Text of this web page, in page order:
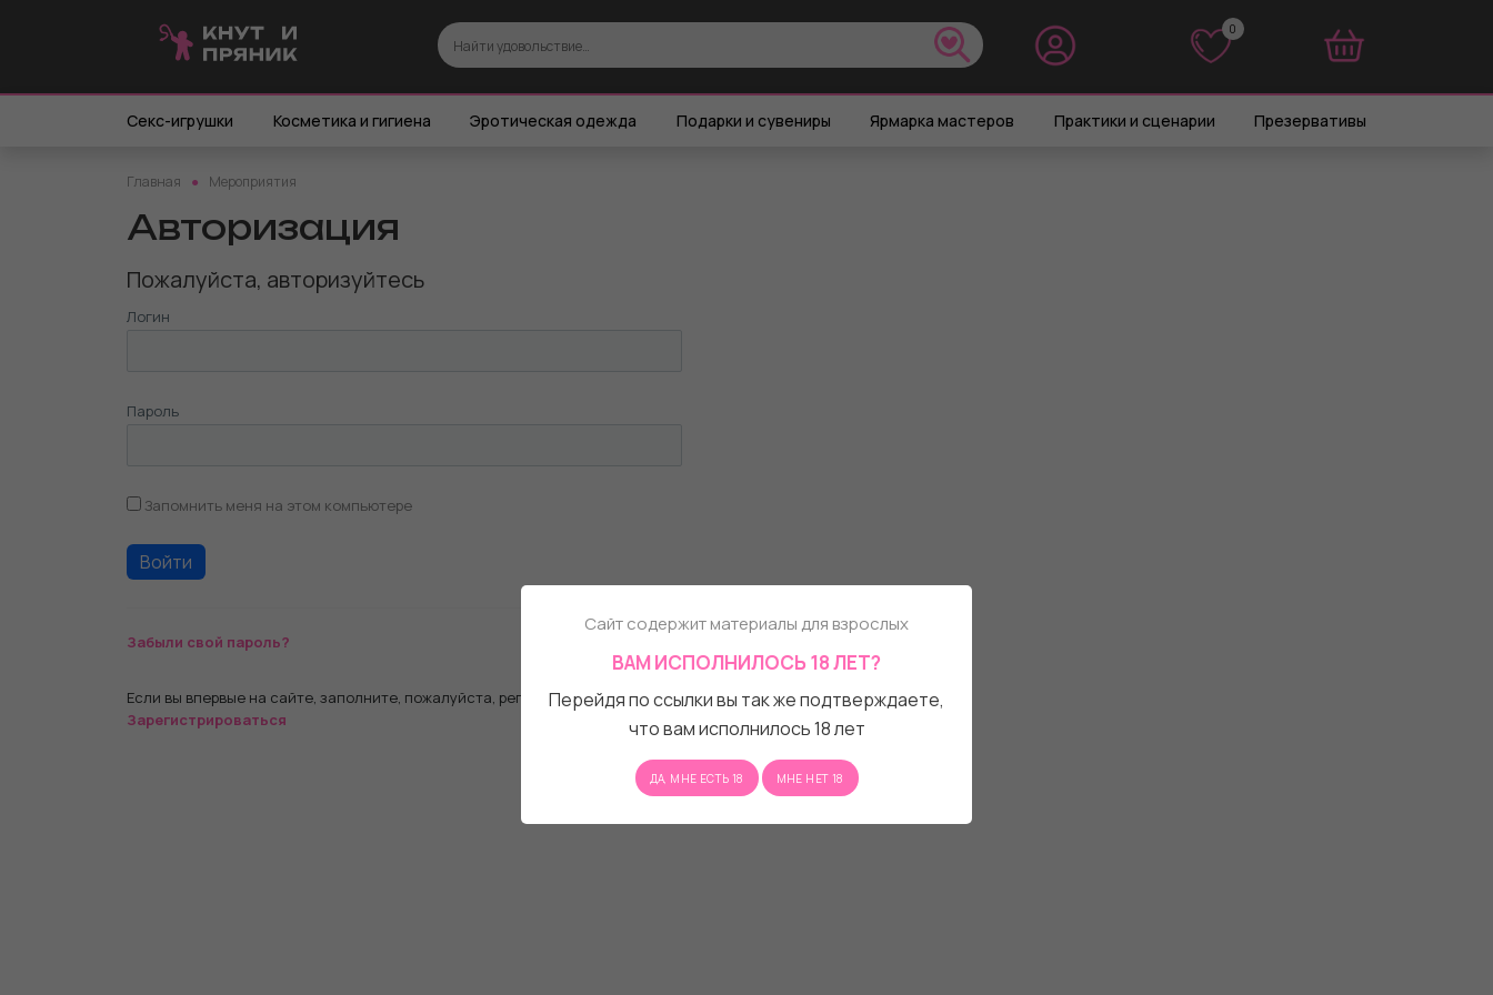
0
Секс-игрушки Косметика и гигиена Эротическая одежда Подарки и сувениры Ярмарка мастеров Практики и сценарии Презервативы
Главная Мероприятия
Авторизация
Пожалуйста, авторизуйтесь
Логин
Пароль
Запомнить меня на этом компьютере
Забыли свой пароль?
Если вы впервые на сайте, заполните, пожалуйста, регистрационную форму.
Зарегистрироваться
Сайт содержит материалы для взрослых
ВАМ ИСПОЛНИЛОСЬ 18 ЛЕТ?
Перейдя по ссылки вы так же подтверждаете,
что вам исполнилось 18 лет
ДА, МНЕ ЕСТЬ 18 МНЕ НЕТ 18